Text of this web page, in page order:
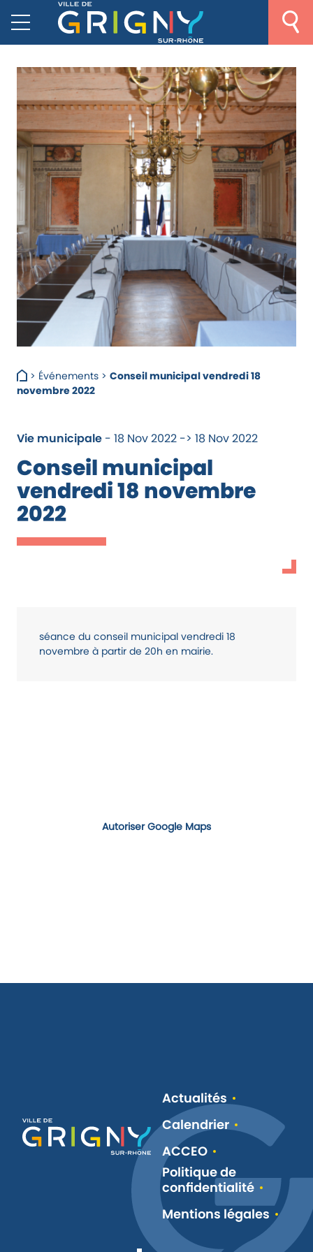
> Événements> Conseil municipal vendredi 18
novembre 2022
Vie municipale - 18 Nov 2022 -> 18 Nov 2022
Conseil municipal
vendredi 18 novembre
2022
séance du conseil municipal vendredi 18
novembre à partir de 20h en mairie.
Autoriser Google Maps
Actualités
Calendrier
ACCEO
Politique de
confidentialité
Mentions légales